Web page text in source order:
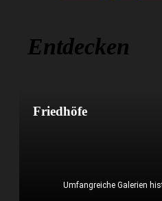
Entdecken
Friedhöfe
Umfangreiche Galerien